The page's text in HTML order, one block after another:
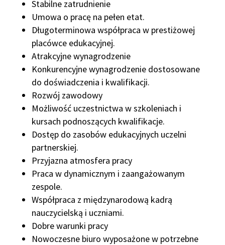
Stabilne zatrudnienie
Umowa o pracę na pełen etat.
Długoterminowa współpraca w prestiżowej
placówce edukacyjnej.
Atrakcyjne wynagrodzenie
Konkurencyjne wynagrodzenie dostosowane
do doświadczenia i kwalifikacji.
Rozwój zawodowy
Możliwość uczestnictwa w szkoleniach i
kursach podnoszących kwalifikacje.
Dostęp do zasobów edukacyjnych uczelni
partnerskiej.
Przyjazna atmosfera pracy
Praca w dynamicznym i zaangażowanym
zespole.
Współpraca z międzynarodową kadrą
nauczycielską i uczniami.
Dobre warunki pracy
Nowoczesne biuro wyposażone w potrzebne